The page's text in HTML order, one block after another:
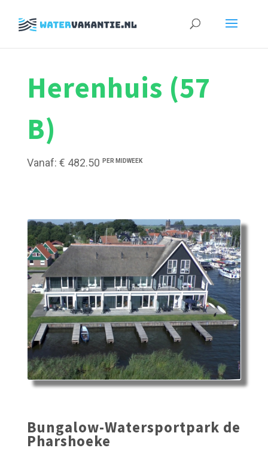
Zoeken
Herenhuis (57
B)
Vanaf: € 482.50 PER MIDWEEK
Bungalow-Watersportpark de
Pharshoeke